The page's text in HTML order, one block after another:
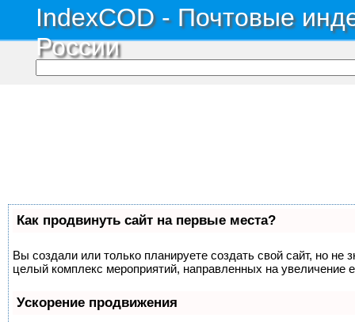
IndexCOD - Почтовые
России
Как продвинуть сайт на первые места?
Вы создали или только планируете создать свой сайт, но не
целый комплекс мероприятий, направленных на увеличение
Ускорение продвижения